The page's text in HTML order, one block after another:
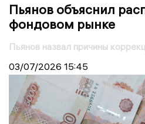
Пьянов объяснил
фондовом рынке
Пьянов назвал причины
03/07/2026 15:45